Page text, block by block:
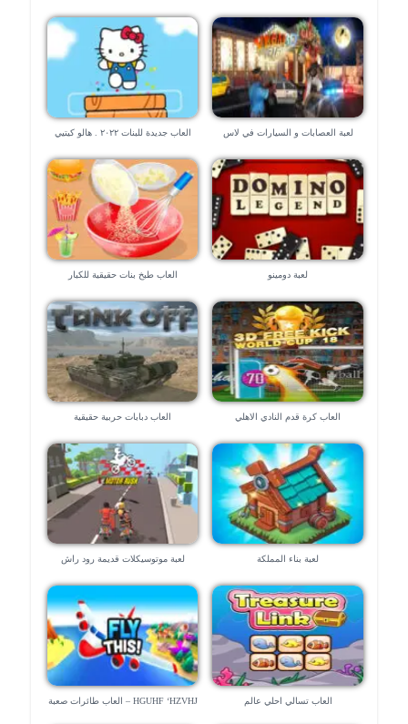
لعبة العصابات و السيارات في لاس
العاب جديدة للبنات ٢٠٢٢ . هالو كيتيي
لعبة دومينو العاب طبخ بنات حقيقية للكبار
العاب كرة قدم النادي الاهلي العاب دبابات حربية حقيقية
لعبة بناء المملكة لعبة موتوسيكلات قديمة رود راش
العاب تسالي احلي عالم HGUHF ‘HZVHJ – العاب طائرات صعبة